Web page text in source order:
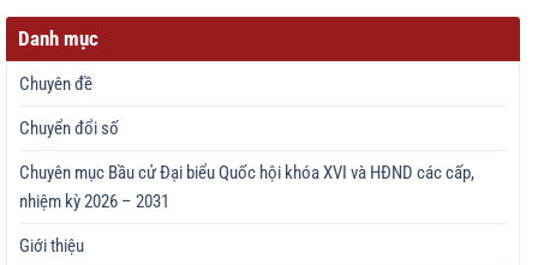
Danh mục
Chuyên đề
Chuyển đổi số
Chuyên mục Bầu cử Đại biểu Quốc hội khóa XVI và HĐND các cấp,
nhiệm kỳ 2026 – 2031
Giới thiệu